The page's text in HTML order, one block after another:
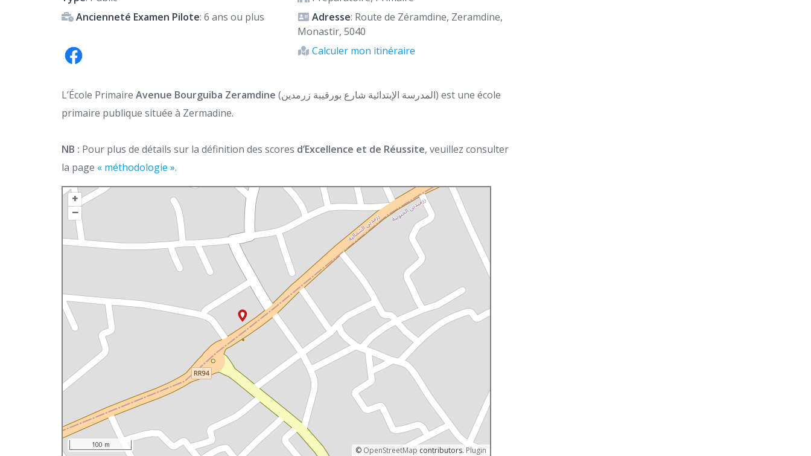
Ancienneté Examen Pilote: 6 ans ou plus Adresse: Route de Zéramdine, Zeramdine,
Monastir, 5040
Calculer mon itinéraire
L’École Primaire Avenue Bourguiba Zeramdine (المدرسة الإبتدائية شارع بورقيبة زرمدين) est une école
primaire publique située à Zermadine.
NB : Pour plus de détails sur la définition des scores d’Excellence et de Réussite, veuillez consulter
la page « méthodologie ».
+
–
© OpenStreetMap contributors. Plugin
100 m